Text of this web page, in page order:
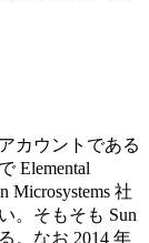
カウントである
Elemental
Microsystems 社
。そもそも Sun
。なお 2014 年